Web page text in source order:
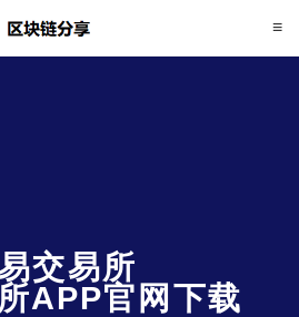
交易所
APP官网下载